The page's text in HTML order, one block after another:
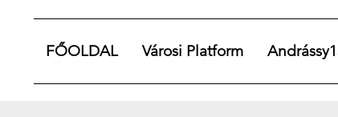
FŐOLDAL Városi Platform